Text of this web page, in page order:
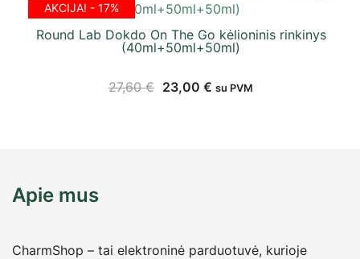
AKCIJA! - 17%
Round Lab Dokdo On The Go kėlioninis rinkinys
(40ml+50ml+50ml)
27,60€ 23,00 € su PVM
Apie mus
CharmShop – tai elektroninė parduotuvė, kurioje